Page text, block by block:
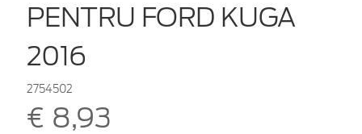
PENTRU FORD KUGA
2016
2754502
€ 8,93